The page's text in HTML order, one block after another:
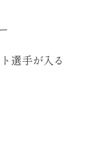
選手が入る